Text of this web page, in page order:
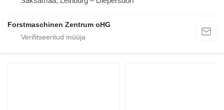
Forstmaschinen Zentrum oHG